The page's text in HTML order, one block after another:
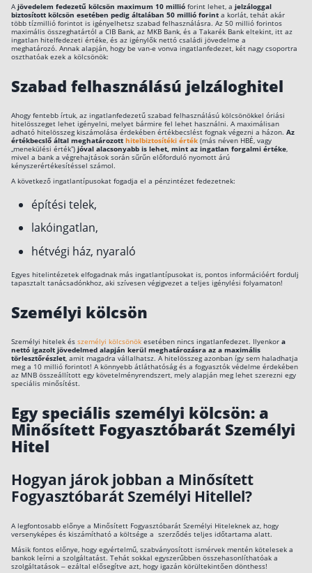
Ajövedelem fedezetű kölcsön maximum 10 millió forint lehet, a jelzáloggal
biztosított kölcsön esetében pedig általában 50 millió forint a korlát, tehát akár
több tízmillió forintot is igényelhetsz szabad felhasználásra. Az 50 millió forintos
maximális összeghatártól a CIB Bank, az MKB Bank, és a Takarék Bank eltekint, itt az
ingatlan hitelfedezeti értéke, és az igénylők nettó családi jövedelme a
meghatározó. Annak alapján, hogy be van-e vonva ingatlanfedezet, két nagy csoportra
oszthatóak ezek a kölcsönök:
Szabad felhasználású jelzáloghitel
Ahogy fentebb írtuk, az ingatlanfedezetű szabad felhasználású kölcsönökkel óriási
hitelösszeget lehet igényelni, melyet bármire fel lehet használni. A maximálisan
adható hitelösszeg kiszámolása érdekében értékbecslést fognak végezni a házon. Az
értékbecslő által meghatározott hitelbiztosítéki érték (más néven HBÉ, vagy
„menekülési érték”) jóval alacsonyabb is lehet, mint az ingatlan forgalmi értéke,
mivel a bank a végrehajtások során sűrűn előforduló nyomott árú
kényszerértékesítéssel számol.
A következő ingatlantípusokat fogadja el a pénzintézet fedezetnek:
építési telek,
lakóingatlan,
hétvégi ház, nyaraló
Egyes hitelintézetek elfogadnak más ingatlantípusokat is, pontos információért fordulj
tapasztalt tanácsadónkhoz, aki szívesen végigvezet a teljes igénylési folyamaton!
Személyi kölcsön
Személyi hitelek és személyi kölcsönök esetében nincs ingatlanfedezet. Ilyenkor a
nettó igazolt jövedelmed alapján kerül meghatározásra az a maximális
törlesztőrészlet, amit magadra vállalhatsz. A hitelösszeg azonban így sem haladhatja
meg a 10 millió forintot! A könnyebb átláthatóság és a fogyasztók védelme érdekében
az MNB összeállított egy követelményrendszert, mely alapján meg lehet szerezni egy
speciális minősítést.
Egy speciális személyi kölcsön: a
Minősített Fogyasztóbarát Személyi
Hitel
Hogyan járok jobban a Minősített
Fogyasztóbarát Személyi Hitellel?
A legfontosabb előnye a Minősített Fogyasztóbarát Személyi Hiteleknek az, hogy
versenyképes és kiszámítható a költsége a szerződés teljes időtartama alatt.
Másik fontos előnye, hogy egyértelmű, szabványosított ismérvek mentén kötelesek a
bankok leírni a szolgáltatást. Tehát sokkal egyszerűbben összehasonlíthatóak a
szolgáltatások – ezáltal elősegítve azt, hogy igazán körültekintően dönthess!